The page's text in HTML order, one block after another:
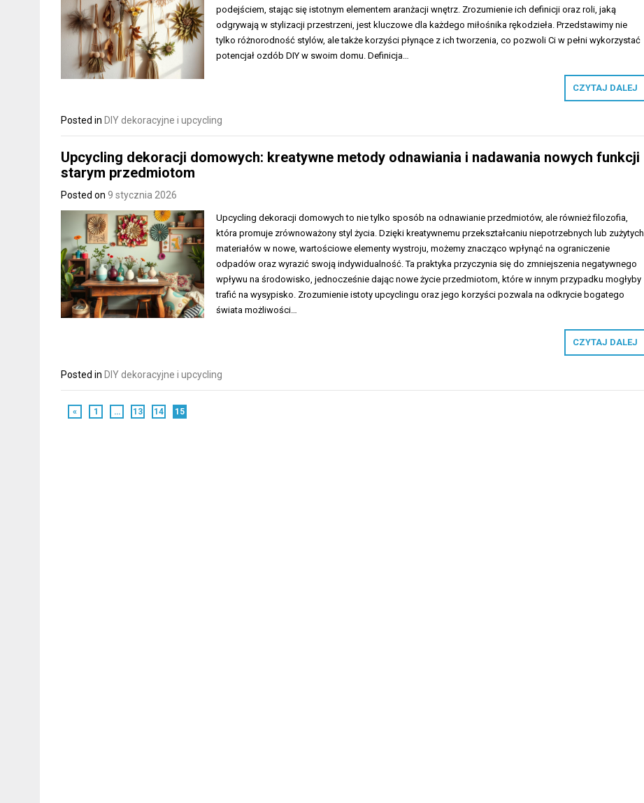
podejściem, stając się istotnym elementem aranżacji wnętrz. Zrozumienie ich definicji oraz roli, jaką
odgrywają w stylizacji przestrzeni, jest kluczowe dla każdego miłośnika rękodzieła. Przedstawimy nie
tylko różnorodność stylów, ale także korzyści płynące z ich tworzenia, co pozwoli Ci w pełni wykorzystać
potencjał ozdób DIY w swoim domu. Definicja…
CZYTAJ DALEJ
Posted in DIY dekoracyjne i upcycling
Upcycling dekoracji domowych: kreatywne metody odnawiania i nadawania nowych funkcji
starym przedmiotom
Posted on 9 stycznia 2026
Upcycling dekoracji domowych to nie tylko sposób na odnawianie przedmiotów, ale również filozofia,
która promuje zrównoważony styl życia. Dzięki kreatywnemu przekształcaniu niepotrzebnych lub zużytych
materiałów w nowe, wartościowe elementy wystroju, możemy znacząco wpłynąć na ograniczenie
odpadów oraz wyrazić swoją indywidualność. Ta praktyka przyczynia się do zmniejszenia negatywnego
wpływu na środowisko, jednocześnie dając nowe życie przedmiotom, które w innym przypadku mogłyby
trafić na wysypisko. Zrozumienie istoty upcyclingu oraz jego korzyści pozwala na odkrycie bogatego
świata możliwości…
CZYTAJ DALEJ
Posted in DIY dekoracyjne i upcycling
« 1 … 13 14 15